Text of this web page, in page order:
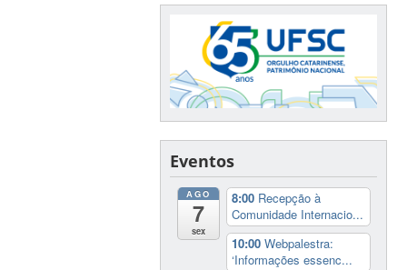
Eventos
AGO
7
sex
8:00 Recepção à
Comunidade Internacio...
10:00Webpalestra:
‘Informações essenc...